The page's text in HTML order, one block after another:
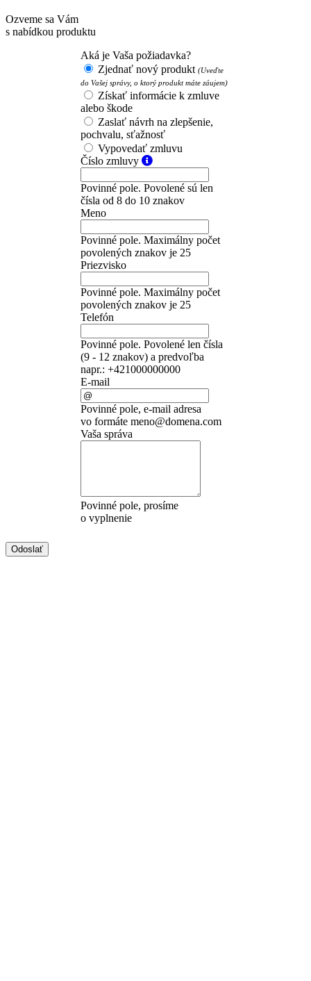
Ozveme sa Vám
s nabídkou produktu
Aká je Vaša požiadavka?
Zjednať nový produkt (Uveďte
do Vašej správy, o ktorý produkt máte záujem)
Získať informácie k zmluve
alebo škode
Zaslať návrh na zlepšenie,
pochvalu, sťažnosť
Vypovedať zmluvu
Číslo zmluvy
Povinné pole. Povolené sú len
čísla od 8 do 10 znakov
Meno
Povinné pole. Maximálny počet
povolených znakov je 25
Priezvisko
Povinné pole. Maximálny počet
povolených znakov je 25
Telefón
Povinné pole. Povolené len čísla
(9 - 12 znakov) a predvoľba
napr.: +421000000000
E-mail
Povinné pole, e-mail adresa
vo formáte meno@domena.com
Vaša správa
Povinné pole, prosíme
o vyplnenie